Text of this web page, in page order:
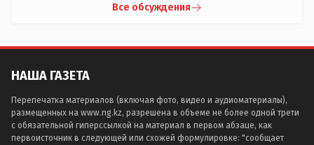
Все обсуждения
НАША ГАЗЕТА
Перепечатка материалов (включая фото, видео и аудиоматериалы),
размещенных на www.ng.kz, разрешена в объеме не более одной трети
с обязательной гиперссылкой на материал в первом абзаце, как
первоисточник в следующей или схожей формулировке: "сообщает